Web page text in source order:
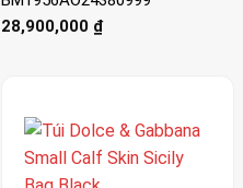
28,900,000 ₫